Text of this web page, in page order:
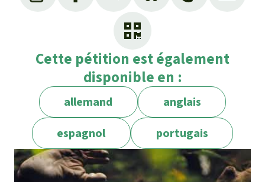
Cette pétition est également
disponible en :
allemand
anglais
espagnol
portugais